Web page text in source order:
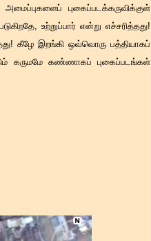
புகைப்படக்கருவிக்குள்
உற்றுப்பார் என்று எச்சரித்தது!
கீழே இறங்கி ஒவ்வொரு பத்தியாகப்
கருமமே கண்ணாகப் புகைப்படங்கள்